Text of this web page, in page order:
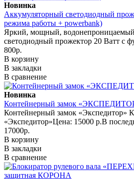
Новинка
Аккумуляторный светодиодный
режима работы + powerbank)
Яркий, мощный,
светодиодный прожектор 20 Ватт с
800р.
В корзину
В закладки
В сравнение
Новинка
Контейнерный замок
Контейнерный замок «Экспедитор»
«Экспедитор»Цена: 15000 р.В
17000р.
В корзину
В закладки
В сравнение